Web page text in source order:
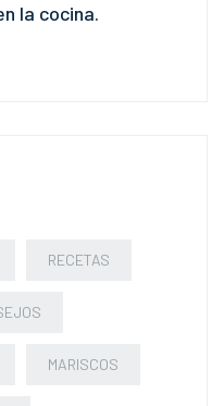
la cocina.
RECETAS
MARISCOS